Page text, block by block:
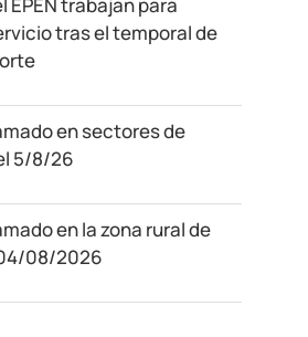
EPEN trabajan para
tras el temporal de
en sectores de
5/8/26
en la zona rural de
08/2026